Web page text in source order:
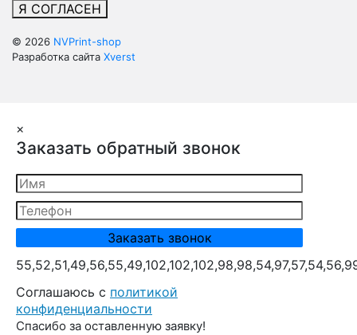
Я СОГЛАСЕН
© 2026 NVPrint-shop
Разработка сайта Xverst
×
Заказать обратный звонок
Cоглашаюсь с политикой
конфиденциальности
Спасибо за оставленную заявку!